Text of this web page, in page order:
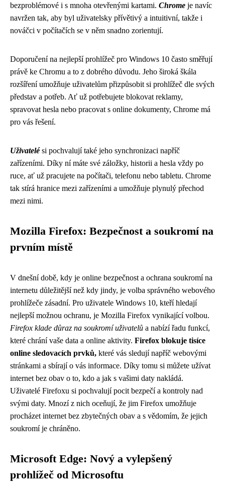
bezproblémové i s mnoha otevřenými kartami. Chrome je navíc
navržen tak, aby byl uživatelsky přívětivý a intuitivní, takže i
nováčci v počítačích se v něm snadno zorientují.
Doporučení na nejlepší prohlížeč pro Windows 10 často směřují
právě ke Chromu a to z dobrého důvodu. Jeho široká škála
rozšíření umožňuje uživatelům přizpůsobit si prohlížeč dle svých
představ a potřeb. Ať už potřebujete blokovat reklamy,
spravovat hesla nebo pracovat s online dokumenty, Chrome má
pro vás řešení.
Uživatelési pochvalují také jeho synchronizaci napříč
zařízeními. Díky ní máte své záložky, historii a hesla vždy po
ruce, ať už pracujete na počítači, telefonu nebo tabletu. Chrome
tak stírá hranice mezi zařízeními a umožňuje plynulý přechod
mezi nimi.
Mozilla Firefox: Bezpečnost a soukromí na
prvním místě
V dnešní době, kdy je online bezpečnost a ochrana soukromí na
internetu důležitější než kdy jindy, je volba správného webového
prohlížeče zásadní. Pro uživatele Windows 10, kteří hledají
nejlepší možnou ochranu, je Mozilla Firefox vynikající volbou.
Firefox klade důraz na soukromí uživatelů a nabízí řadu funkcí,
které chrání vaše data a online aktivity. Firefox blokuje tisíce
online sledovacích prvků, které vás sledují napříč webovými
stránkami a sbírají o vás informace. Díky tomu si můžete užívat
internet bez obav o to, kdo a jak s vašimi daty nakládá.
Uživatelé Firefoxu si pochvalují pocit bezpečí a kontroly nad
svými daty. Mnozí z nich oceňují, že jim Firefox umožňuje
procházet internet bez zbytečných obav a s vědomím, že jejich
soukromí je chráněno.
Microsoft Edge: Nový a vylepšený
prohlížeč od Microsoftu